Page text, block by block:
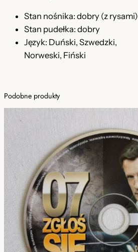
1
-
Stan nośnika: dobry (z rysami)
Stan pudełka: dobry
Język: Duński, Szwedzki,
Norweski, Fiński
Podobne produkty